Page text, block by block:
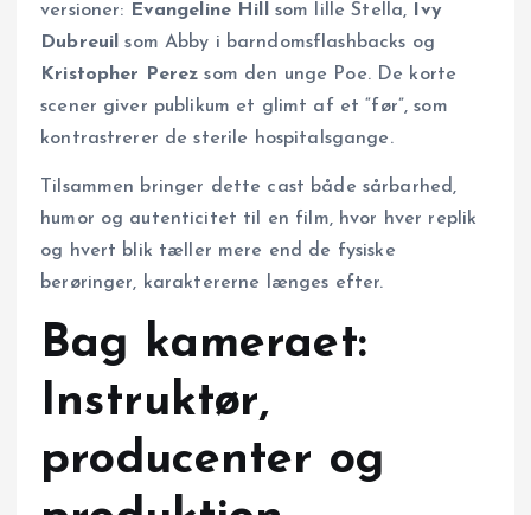
versioner:
Evangeline Hill som lille Stella,
Ivy
Dubreuil som Abby i barndomsflashbacks og
Kristopher Perez som den unge Poe. De korte
scener giver publikum et glimt af et “før”, som
kontrastrerer de sterile hospitalsgange.
Tilsammen bringer dette cast både sårbarhed,
humor og autenticitet til en film, hvor hver replik
og hvert blik tæller mere end de fysiske
berøringer, karaktererne længes efter.
Bag kameraet:
Instruktør,
producenter og